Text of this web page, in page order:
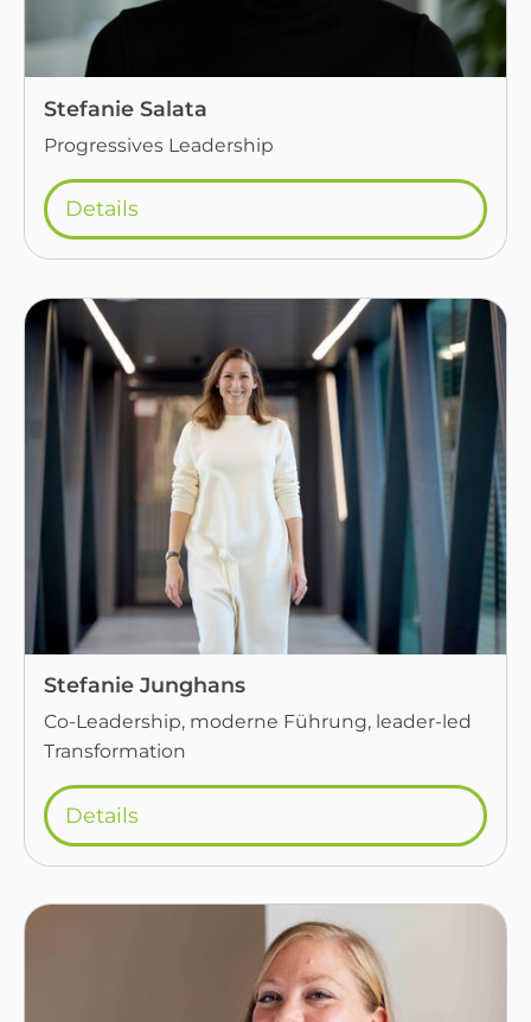
Stefanie Salata
Progressives Leadership
Details
Stefanie Junghans
Co-Leadership, moderne Führung, leader-led
Transformation
Details